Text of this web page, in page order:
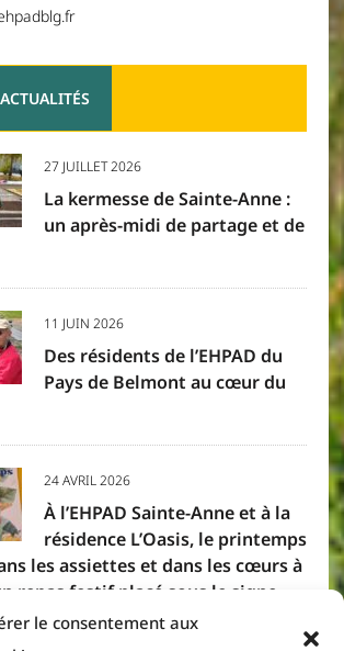
le consentement aux
27 JUILLET 2026
La kermesse de Sainte-Anne :
un après-midi de partage et de
11 JUIN 2026
Des résidents de l’EHPAD du
Pays de Belmont au cœur du
24 AVRIL 2026
À l’EHPAD Sainte-Anne et à la
résidence L’Oasis, le printemps
les assiettes et dans les cœurs à
repas festif placé sous le signe
Résidents et membres du
sont réunis pour partager un